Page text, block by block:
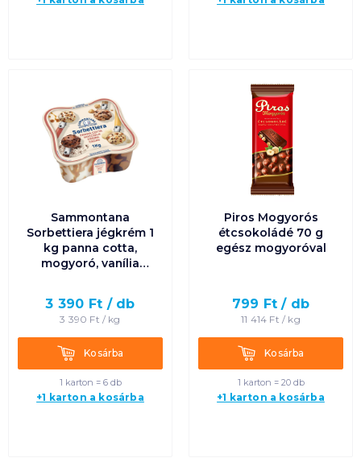
Sammontana
Sorbettiera jégkrém 1
kg panna cotta,
mogyoró, vanília
3 390 Ft / db
3 390 Ft / kg
KosárbaKosárba
1 karton = 6 db
+1 karton a kosárba
Piros Mogyorós
étcsokoládé 70 g
egész mogyoróval
799 Ft / db
11 414 Ft / kg
KosárbaKosárba
1 karton = 20 db
+1 karton a kosárba